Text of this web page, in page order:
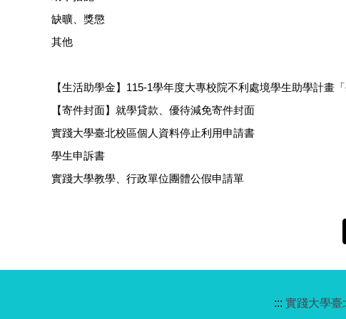
缺曠、獎懲
其他
【生活助學金】115-1學年度大專校院不利處境學生助學計畫
【寄件封面】就學貸款、優待減免寄件封面
實踐大學臺北校區個人資料停止利用申請書
學生申訴書
實踐大學教學、行政單位團體公假申請單
::: 實踐大學臺